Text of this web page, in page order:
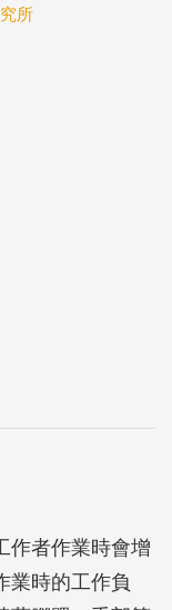
所
作者作業時會增
業時的工作負